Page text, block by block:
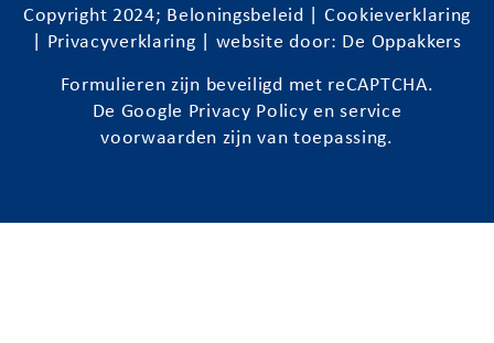
Copyright 2024; Beloningsbeleid
Cookieverklaring
Privacyverklaring | website door: De Oppakkers
Formulieren zijn beveiligd met reCAPTCHA.
De Google Privacy Policy enservice
voorwaarden zijn van toepassing.